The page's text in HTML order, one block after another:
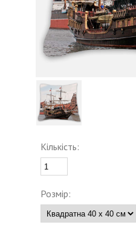
Кількість:
Розмір: